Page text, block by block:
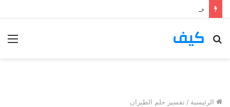
طريقة عمل صينية سمك بالفرن وصفة ولا ألذ
كيف
بحث
الرئيسية / تفسير حلم الطيران